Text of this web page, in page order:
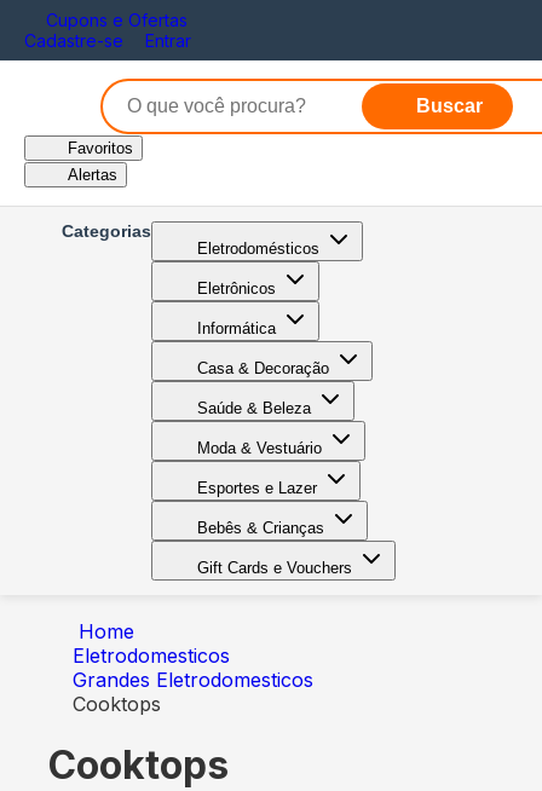
Cupons e Ofertas
Cadastre-se
Entrar
Buscar
Favoritos
Alertas
Categorias
Eletrodomésticos
Eletrônicos
Informática
Casa & Decoração
Saúde & Beleza
Moda & Vestuário
Esportes e Lazer
Bebês & Crianças
Gift Cards e Vouchers
Home
Eletrodomesticos
Grandes Eletrodomesticos
Cooktops
Cooktops